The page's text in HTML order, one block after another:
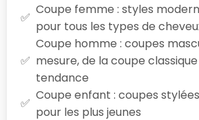
Coupe femme : styles
pour tous les types de
Coupe homme : coupes
mesure, de la coupe
tendance
Coupe enfant : coupes
pour les plus jeunes